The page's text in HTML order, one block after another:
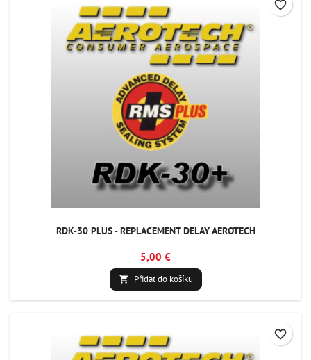
RDK-30 PLUS - REPLACEMENT DELAY AEROTECH
5,00 €
 Přidat do košíku
favorite_border
favorite_border